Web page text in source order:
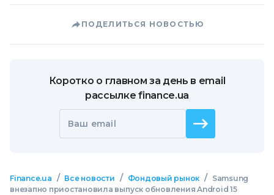
ПОДЕЛИТЬСЯ НОВОСТЬЮ
Коротко о главном за день в email
рассылке finance.ua
Ваш email
Finance.ua / Все новости / Фондовый рынок /
Samsung
внезапно приостановила выпуск обновления Android 15